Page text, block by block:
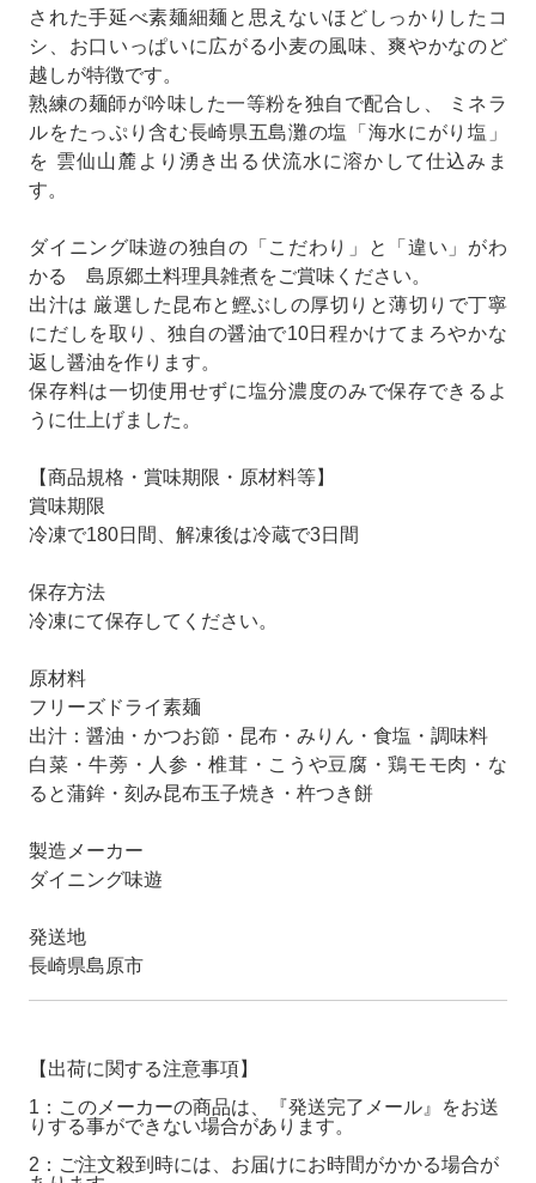
された手延べ素麺細麺と思えないほどしっかりしたコ
シ、お口いっぱいに広がる小麦の風味、爽やかなのど
越しが特徴です。
熟練の麺師が吟味した一等粉を独自で配合し、 ミネラ
ルをたっぷり含む長崎県五島灘の塩「海水にがり塩」
を 雲仙山麓より湧き出る伏流水に溶かして仕込みま
す。
ダイニング味遊の独自の「こだわり」と「違い」がわ
かる 島原郷土料理具雑煮をご賞味ください。
出汁は 厳選した昆布と鰹ぶしの厚切りと薄切りで丁寧
にだしを取り、独自の醤油で10日程かけてまろやかな
返し醤油を作ります。
保存料は一切使用せずに塩分濃度のみで保存できるよ
うに仕上げました。
【商品規格・賞味期限・原材料等】
賞味期限
冷凍で180日間、解凍後は冷蔵で3日間
保存方法
冷凍にて保存してください。
原材料
フリーズドライ素麺
出汁：醤油・かつお節・昆布・みりん・食塩・調味料
白菜・牛蒡・人参・椎茸・こうや豆腐・鶏モモ肉・な
ると蒲鉾・刻み昆布玉子焼き・杵つき餅
製造メーカー
ダイニング味遊
発送地
長崎県島原市
【出荷に関する注意事項】
1：このメーカーの商品は、『発送完了メール』をお送
りする事ができない場合があります。
2：ご注文殺到時には、お届けにお時間がかかる場合が